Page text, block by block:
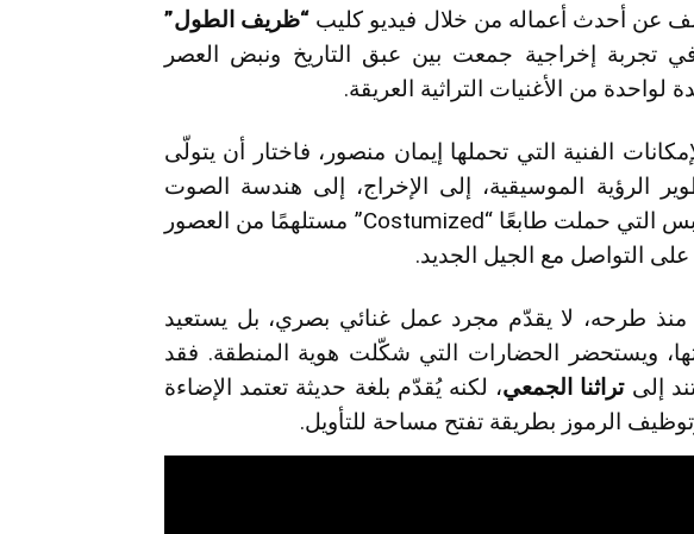
عن أحدث أعماله من خلال فيديو كليب “ظريف الطول”
تجربة إخراجية جمعت بين عبق التاريخ ونبض العصر
من الأغنيات التراثية العريقة.
الفنية التي تحملها إيمان منصور، فاختار أن يتولّى
الرؤية الموسيقية، إلى الإخراج، إلى هندسة الصوت
والصورة، وصولاً إلى تصميم الملابس التي حملت طابعًا “Costumized” مستلهمًا من العصور
التواصل مع الجيل الجديد.
منذ طرحه، لا يقدّم مجرد عمل غنائي بصري، بل يستعيد
ويستحضر الحضارات التي شكّلت هوية المنطقة. فقد
إلىتراثنا الجمعي، لكنه يُقدّم بلغة حديثة تعتمد الإضاءة
الرموز بطريقة تفتح مساحة للتأويل.